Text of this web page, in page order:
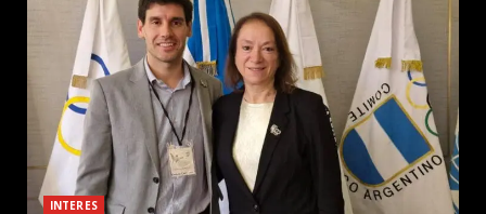
INTERES